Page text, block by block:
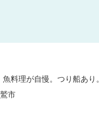
料理が自慢。つり船あり。
市